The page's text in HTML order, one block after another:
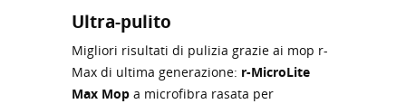
Ultra-pulito
Migliori risultati di pulizia grazie ai mop r-
Max di ultima generazione: r-MicroLite
Max Mop a microfibra rasata per